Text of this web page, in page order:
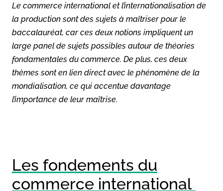
Le commerce international et l’internationalisation de
la production sont des sujets à maîtriser pour le
baccalauréat, car ces deux notions impliquent un
large panel de sujets possibles autour de théories
fondamentales du commerce. De plus, ces deux
thèmes sont en lien direct avec le phénomène de la
mondialisation, ce qui accentue davantage
l’importance de leur maîtrise.
Les fondements du
commerce international